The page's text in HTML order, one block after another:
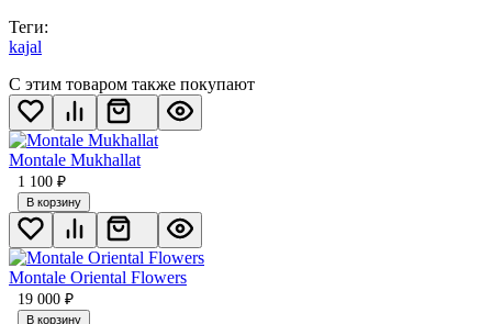
Теги:
kajal
С этим товаром также покупают
Montale Mukhallat
1 100 ₽
В корзину
Montale Oriental Flowers
19 000 ₽
В корзину